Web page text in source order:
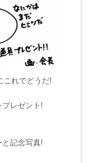
これでどうだ!
プレゼント!
と記念写真!